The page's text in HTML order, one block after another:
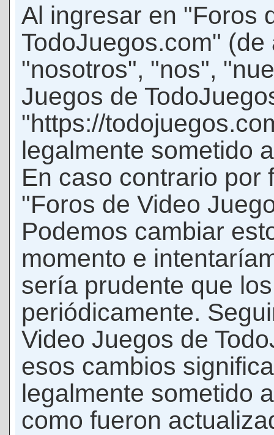
Al ingresar en "Foros
TodoJuegos.com"
"nosotros", "nos",
Juegos de
"https://
legalmente sometido
En caso contrario por
"Foros de Video
Podemos cambiar
momento e
sería prudente que
periódicamente.
Video Juegos de
esos cambios
legalmente sometido
como fueron